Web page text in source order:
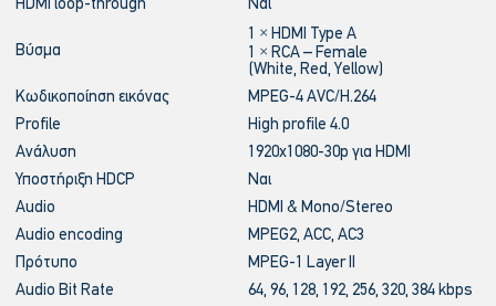
HDMI loop-through
Ναι
Βύσμα
1 × HDMI Type A
1 × RCA – Female
(White, Red, Yellow)
Κωδικοποίηση εικόνας
MPEG-4 AVC/H.264
Profile
High profile 4.0
Ανάλυση
1920x1080-30p για HDMI
Υποστήριξη HDCP
Ναι
Audio
HDMI & Mono/Stereo
Audio encoding
MPEG2, ACC, AC3
Πρότυπο
MPEG-1 Layer II
Audio Bit Rate
64, 96, 128, 192, 256, 320, 384 kbps